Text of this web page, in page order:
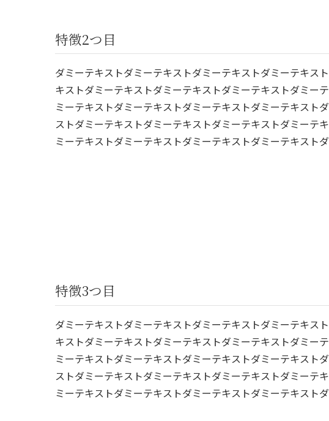
特徴2つ目
ダミーテキストダミーテキストダミーテキストダミーテキス
キストダミーテキストダミーテキストダミーテキストダミー
ミーテキストダミーテキストダミーテキストダミーテキスト
ストダミーテキストダミーテキストダミーテキストダミーテ
ミーテキストダミーテキストダミーテキストダミーテキスト
特徴3つ目
ダミーテキストダミーテキストダミーテキストダミーテキス
キストダミーテキストダミーテキストダミーテキストダミー
ミーテキストダミーテキストダミーテキストダミーテキスト
ストダミーテキストダミーテキストダミーテキストダミーテ
ミーテキストダミーテキストダミーテキストダミーテキスト